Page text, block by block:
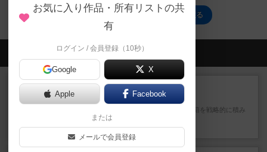
ぶらぶらスターウォーズのトップに戻る
会員の新しい投稿
ルール/インスト
マーケットフレッシュ
目的あなたの店先に農産物の木箱を戦略的に積み
重ねて在庫を最大化し、競合...
約3時間前by jurong
お気に入り作品・所有リストの共
有
ログイン / 会員登録（10秒）
Google X
Apple Facebook
または
メールで会員登録